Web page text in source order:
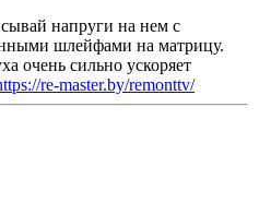
напруги на нем с
шлейфами на матрицу.
очень сильно ускоряет
re-master.by/remonttv/